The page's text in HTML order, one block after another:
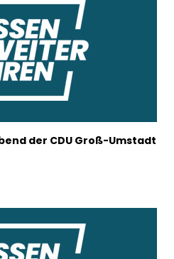
der CDU Groß-Umstadt